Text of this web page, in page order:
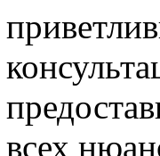
всех